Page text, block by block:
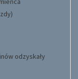
odzyskały